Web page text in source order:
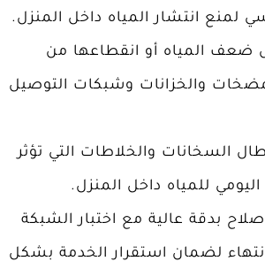
لمنع انتشار المياه داخل المنزل.
ضعف المياه أو انقطاعها من
والخزانات وشبكات التوصيل
السخانات والخلاطات التي تؤثر
للمياه داخل المنزل.
بدقة عالية مع اختبار الشبكة
لضمان استقرار الخدمة بشكل